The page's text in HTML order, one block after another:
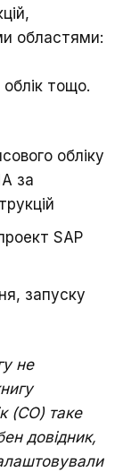
областями:
тощо.
обліку
за
SAP
запуску
не
(СО) таке
довідник,